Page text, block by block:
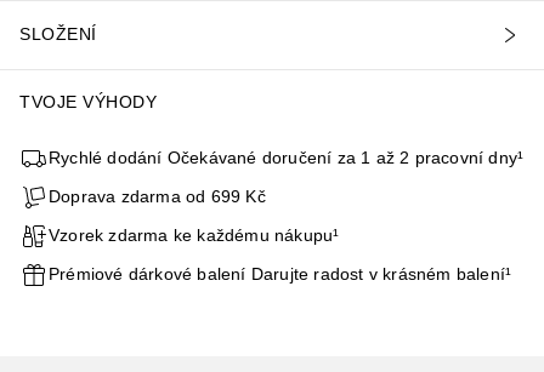
SLOŽENÍ
TVOJE VÝHODY
Rychlé dodání Očekávané doručení za 1 až 2 pracovní dny¹
Doprava zdarma od 699 Kč
Vzorek zdarma ke každému nákupu¹
Prémiové dárkové balení Darujte radost v krásném balení¹